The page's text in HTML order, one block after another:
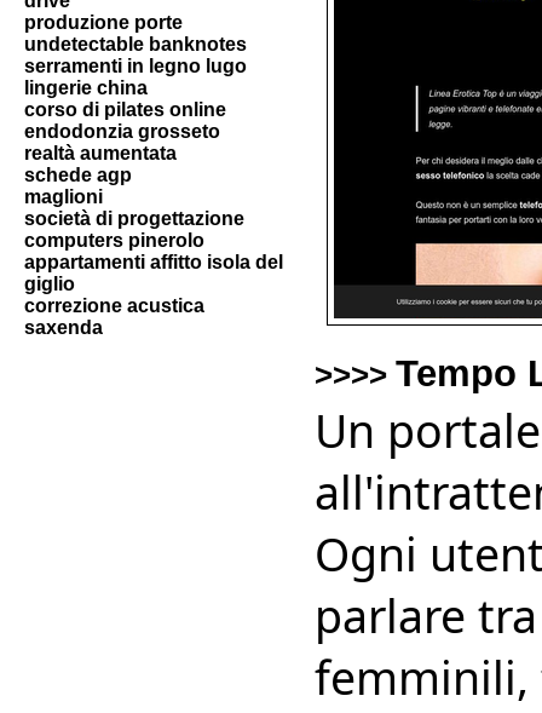
produzione porte
undetectable banknotes
serramenti in legno lugo
lingerie china
corso di pilates online
endodonzia grosseto
realtà aumentata
schede agp
maglioni
società di progettazione
computers pinerolo
appartamenti affitto isola del
giglio
correzione acustica
saxenda
>>>> Tempo
Un
Ogni
parlare
femminili,